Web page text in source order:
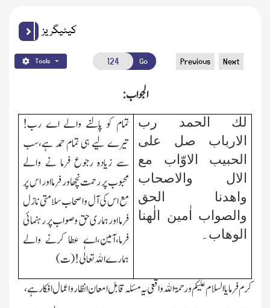
کیٹیگریز
Tools Go Previous Next
الجواب:
لك الحمد رب
الارباب صل علی
الحبیب الاوّاب مع
الال والاصحاب
واھدنا الحق
والصواب اٰمین الٰھنا
الوھاب۔
تمام کو پالنے والے اے رب!
تیرے لیے ہی تمام حمد ہے،سب
سے زیادہ رجوع فرما نے والے
محبوب پر رحمت نچھاور فرما اور اس پر
مع اس کی آل واصحاب سلامتی نازل
فرما اور ہماری حق وصواب پر رہنمائی
فرما،آمین،اے عطا کرنے والے
ہمارے اﷲ تعالٰی!(ت)
کرم فرمایا السلام علیکم ورحمۃ اﷲ واقعی یہ مسئلہ قابل امعان انظار واعمال افکار ہے،